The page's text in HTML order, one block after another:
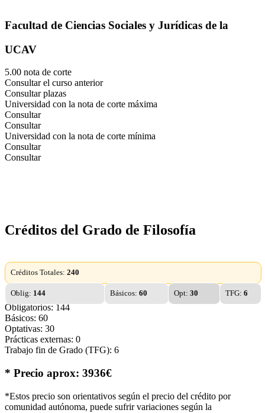
Facultad de Ciencias Sociales y Jurídicas de la
UCAV
5.00 nota de corte
Consultar el curso anterior
Consultar plazas
Universidad con la nota de corte máxima
Consultar
Consultar
Universidad con la nota de corte mínima
Consultar
Consultar
Créditos del Grado de Filosofía
Créditos Totales: 240
Oblig: 144 Básicos:60 Opt:30 TFG: 6
Obligatorios: 144
Básicos: 60
Optativas: 30
Prácticas externas: 0
Trabajo fin de Grado (TFG): 6
* Precio aprox: 3936€
*Estos precio son orientativos según el precio del crédito por
comunidad autónoma, puede sufrir variaciones según la